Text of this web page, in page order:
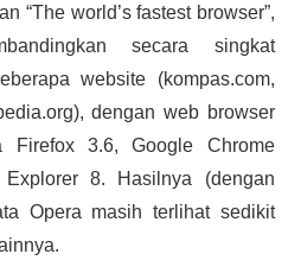
“The world’s fastest browser”,
secara singkat
website (kompas.com,
dengan web browser
Firefox 3.6, Google Chrome
8. Hasilnya (dengan
Opera masih terlihat sedikit